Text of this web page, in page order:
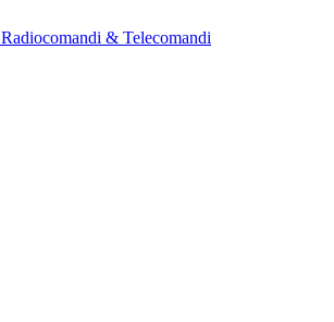
Radiocomandi & Telecomandi